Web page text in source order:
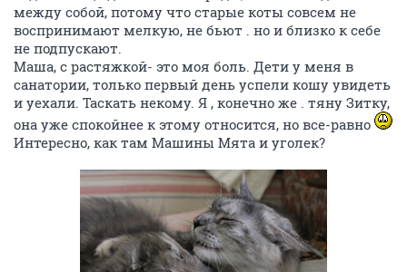
между собой, потому что старые коты совсем не
воспринимают мелкую, не бьют . но и близко к себе
не подпускают.
Маша, с растяжкой- это моя боль. Дети у меня в
санатории, только первый день успели кошу увидеть
и уехали. Таскать некому. Я , конечно же . тяну Зитку,
она уже спокойнее к этому относится, но все-равно
Интересно, как там Машины Мята и уголек?